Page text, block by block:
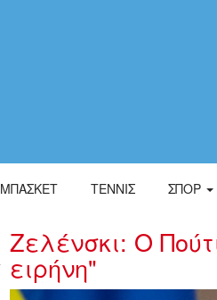
ΜΠΆΣΚΕΤ ΤΈΝΝΙΣ ΣΠΟΡ
Ζελένσκι: Ο
ειρήνη"